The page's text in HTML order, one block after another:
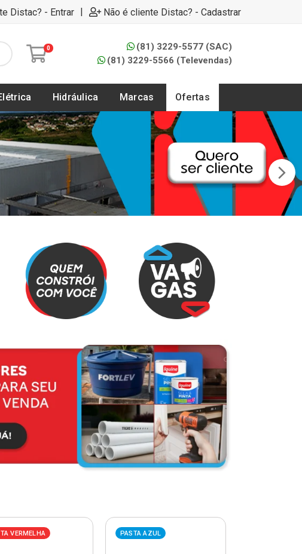
Distac? - Entrar | Não é cliente Distac? - Cadastrar
0
(81) 3229-5577 (SAC)
(81) 3229-5566 (Televendas)
Hidráulica Marcas Ofertas
VERMELHA PASTA AZUL